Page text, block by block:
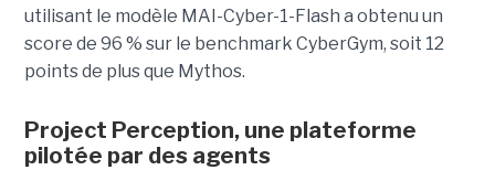
utilisant le modèle MAI-Cyber-1-Flash a obtenu un
score de 96 % sur le benchmark CyberGym, soit 12
points de plus que Mythos.
Project Perception, une plateforme
pilotée par des agents